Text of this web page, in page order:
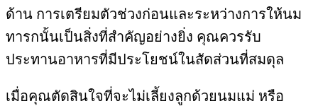
ด้าน การเตรียมตัวช่วงก่อนและระหว่างการให้นม
ทารกนั้นเป็นสิ่งที่สำคัญอย่างยิ่ง คุณควรรับ
ประทานอาหารที่มีประโยชน์ในสัดส่วนที่สมดุล
เมื่อคุณตัดสินใจที่จะไม่เลี้ยงลูกด้วยนมแม่ หรือ